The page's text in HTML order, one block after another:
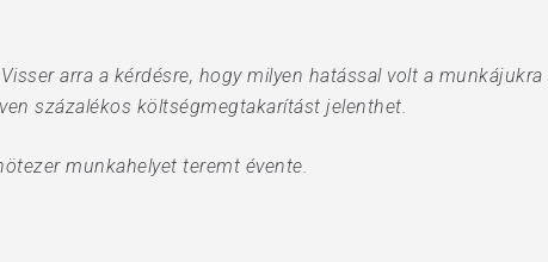
arra a kérdésre, hogy milyen hatással volt a munkájukra
százalékos költségmegtakarítást jelenthet.
munkahelyet teremt évente.